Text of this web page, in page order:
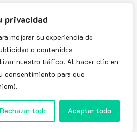
privacidad
mejorar su experiencia de
o contenidos
nuestro tráfico. Al hacer clic en
consentimiento para que
Rechazar todo Aceptar todo